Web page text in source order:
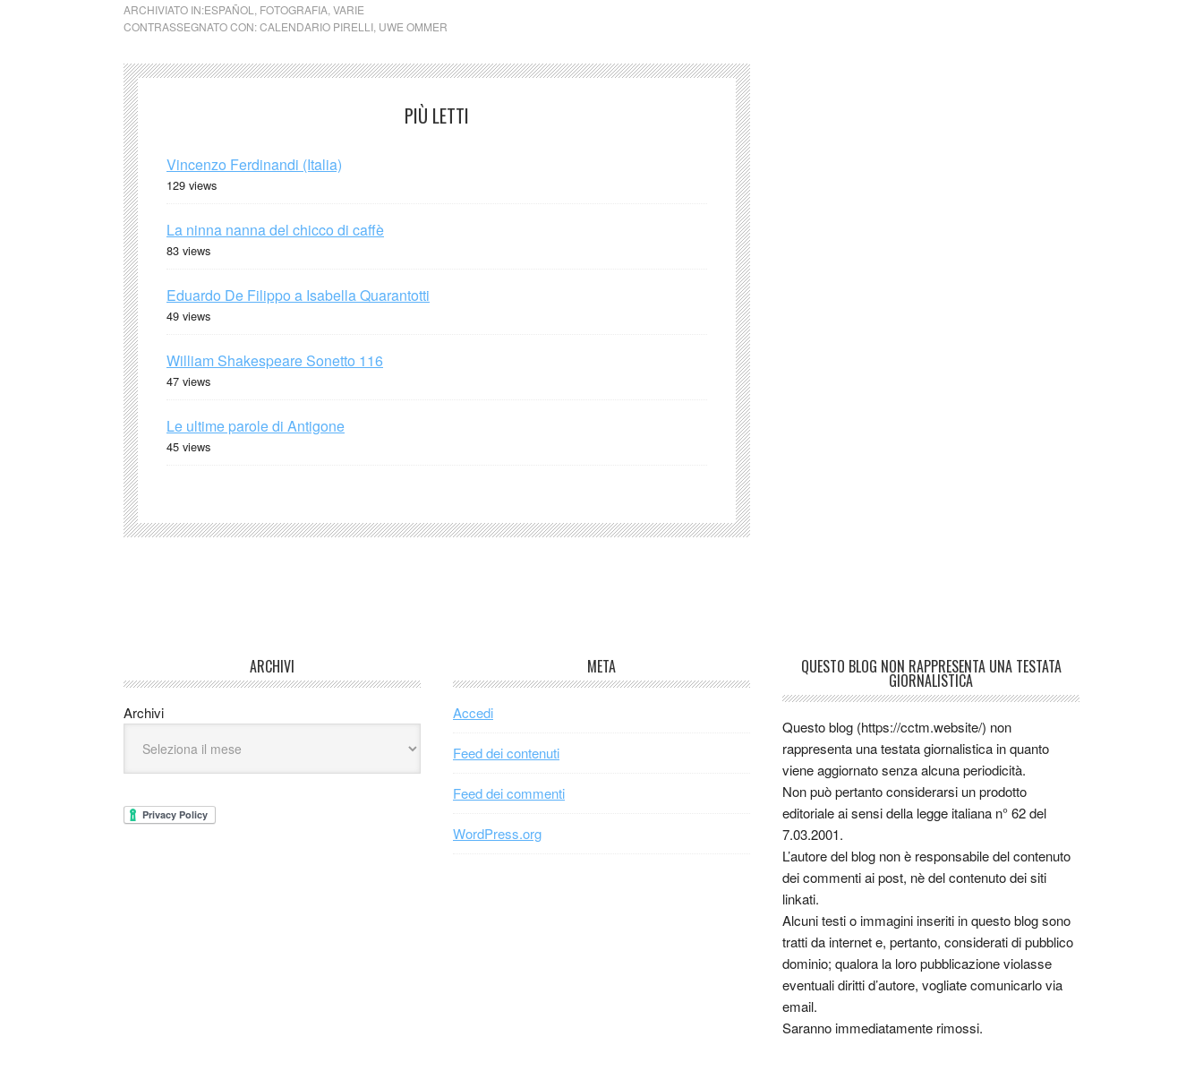
ARCHIVIATO IN:ESPAÑOL FOTOGRAFIA VARIE
CONTRASSEGNATO CON:CALENDARIO PIRELLI UWE OMMER
PIÙ LETTI
Vincenzo Ferdinandi (Italia)
129 views
La ninna nanna del chicco di caffè
83 views
Eduardo De Filippo a Isabella Quarantotti
49 views
William Shakespeare Sonetto 116
47 views
Le ultime parole di Antigone
45 views
ARCHIVI
Archivi
META
Accedi
Feed dei contenuti
Feed dei commenti
WordPress.org
QUESTO BLOG NON RAPPRESENTA UNA TESTATA
GIORNALISTICA
Questo blog (https://cctm.website/) non
rappresenta una testata giornalistica in quanto
viene aggiornato senza alcuna periodicità.
Non può pertanto considerarsi un prodotto
editoriale ai sensi della legge italiana n° 62 del
7.03.2001.
L’autore del blog non è responsabile del contenuto
dei commenti ai post, nè del contenuto dei siti
linkati.
Alcuni testi o immagini inseriti in questo blog sono
tratti da internet e, pertanto, considerati di pubblico
dominio; qualora la loro pubblicazione violasse
eventuali diritti d’autore, vogliate comunicarlo via
email.
Saranno immediatamente rimossi.